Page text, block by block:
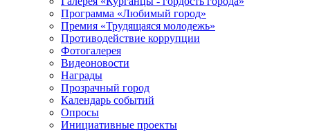
Программа «Любимый город»
Премия «Трудящаяся молодежь»
Противодействие коррупции
Фотогалерея
Видеоновости
Награды
Прозрачный город
Календарь событий
Опросы
Инициативные проекты